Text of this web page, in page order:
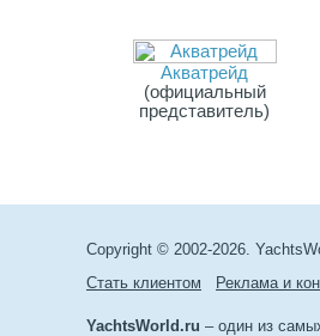
Акватрейд
(официальный
представитель)
Copyright © 2002-2026.
Стать клиентом
Реклама и
YachtsWorld.ru – один из